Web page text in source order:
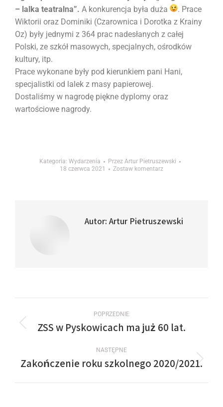
– lalka teatralna”. A konkurencja była duża . Prace
Wiktorii oraz Dominiki (Czarownica i Dorotka z Krainy
Oz) były jednymi z 364 prac nadesłanych z całej
Polski, ze szkół masowych, specjalnych, ośrodków
kultury, itp.
Prace wykonane były pod kierunkiem pani Hani,
specjalistki od lalek z masy papierowej.
Dostaliśmy w nagrodę piękne dyplomy oraz
wartościowe nagrody.
Kategoria: Wydarzenia Przez Artur Pietruszewski
18 czerwca 2021
Zostaw komentarz
Autor: Artur Pietruszewski
POPRZEDNIE
ZSS w Pyskowicach ma już 60 lat.
NASTĘPNE
Zakończenie roku szkolnego 2020/2021.